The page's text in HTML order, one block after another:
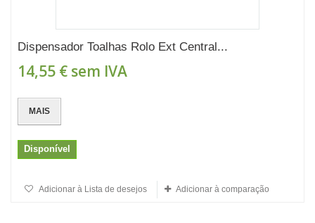
Dispensador Toalhas Rolo Ext Central...
14,55 € sem IVA
MAIS
Disponível
Adicionar à Lista de desejos Adicionar à comparação